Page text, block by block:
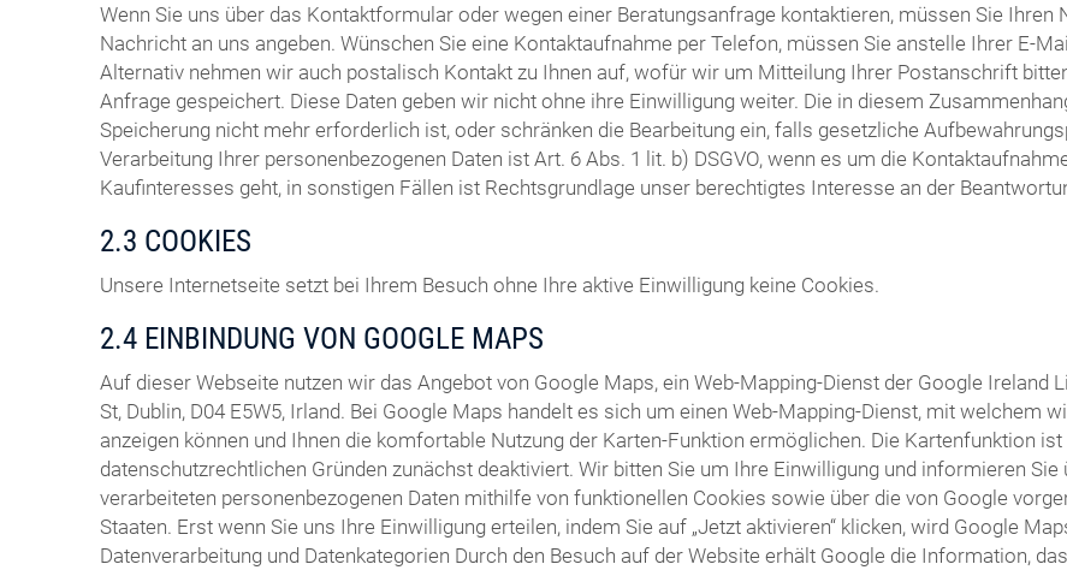
Wenn Sie uns über das Kontaktformular oder wegen einer Beratungsanfrage kontaktieren, müssen Sie
Nachricht an uns angeben. Wünschen Sie eine Kontaktaufnahme per Telefon, müssen Sie anstelle Ihrer E-
Alternativ nehmen wir auch postalisch Kontakt zu Ihnen auf, wofür wir um Mitteilung Ihrer Postanschrift
Anfrage gespeichert. Diese Daten geben wir nicht ohne ihre Einwilligung weiter. Die in diesem
Speicherung nicht mehr erforderlich ist, oder schränken die Bearbeitung ein, falls gesetzliche
Verarbeitung Ihrer personenbezogenen Daten ist Art. 6 Abs. 1 lit. b) DSGVO, wenn es um die
Kaufinteresses geht, in sonstigen Fällen ist Rechtsgrundlage unser berechtigtes Interesse an der
2.3 COOKIES
Unsere Internetseite setzt bei Ihrem Besuch ohne Ihre aktive Einwilligung keine Cookies.
2.4 EINBINDUNG VON GOOGLE MAPS
Auf dieser Webseite nutzen wir das Angebot von Google Maps, ein Web-Mapping-Dienst der Google Ireland
St, Dublin, D04 E5W5, Irland. Bei Google Maps handelt es sich um einen Web-Mapping-Dienst, mit welchem
anzeigen können und Ihnen die komfortable Nutzung der Karten-Funktion ermöglichen. Die Kartenfunktion
datenschutzrechtlichen Gründen zunächst deaktiviert. Wir bitten Sie um Ihre Einwilligung und informieren
verarbeiteten personenbezogenen Daten mithilfe von funktionellen Cookies sowie über die von Google
Staaten. Erst wenn Sie uns Ihre Einwilligung erteilen, indem Sie auf „Jetzt aktivieren“ klicken, wird Google
Datenverarbeitung und Datenkategorien Durch den Besuch auf der Website erhält Google die Information,